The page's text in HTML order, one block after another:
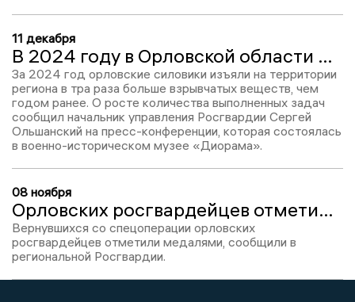
11 декабря
В 2024 году в Орловской области изъяли в три раза больше взрывчатых веществ, чем годом ранее
За 2024 год орловские силовики изъяли на территории
региона в тра раза больше взрывчатых веществ, чем
годом ранее. О росте количества выполненных задач
сообщил начальник управления Росгвардии Сергей
Ольшанский на пресс-конференции, которая состоялась
в военно-историческом музее «Диорама».
08 ноября
Орловских росгвардейцев отметили наградами за участие в спецоперации
Вернувшихся со спецоперации орловских
росгвардейцев отметили медалями, сообщили в
региональной Росгвардии.